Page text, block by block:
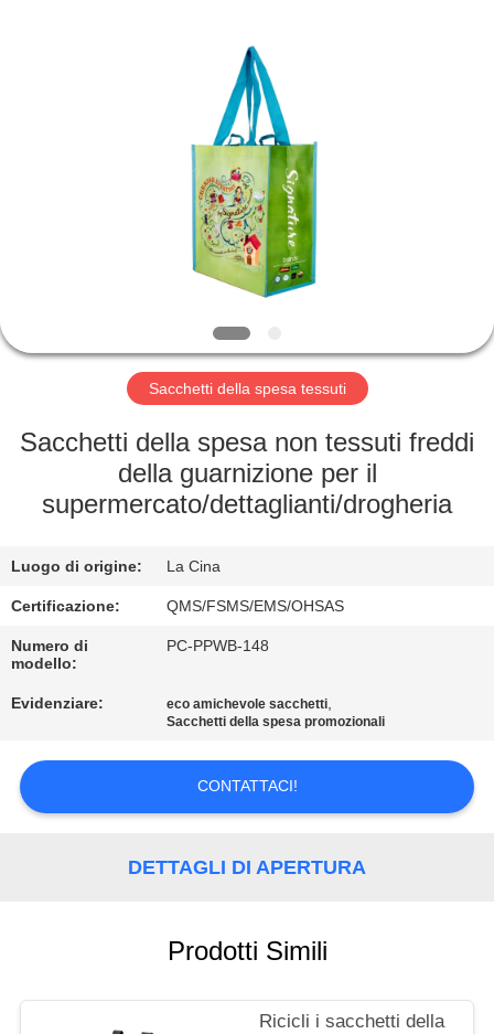
FATORY
CONTROLLO
CONTATTACI
RICHIEDERE
UN
PREVENTIVO
MAPPA
POLICY
Sacchetti della spesa tessuti
Sacchetti della spesa non tessuti freddi
della guarnizione per il
supermercato/dettaglianti/drogheria
Luogo di origine: La Cina
Certificazione: QMS/FSMS/EMS/OHSAS
Numero di
modello:
PC-PPWB-148
Evidenziare: eco amichevole sacchetti,
Sacchetti della spesa promozionali
CONTATTACI!
DETTAGLI DI APERTURA
Prodotti Simili
Ricicli i sacchetti della